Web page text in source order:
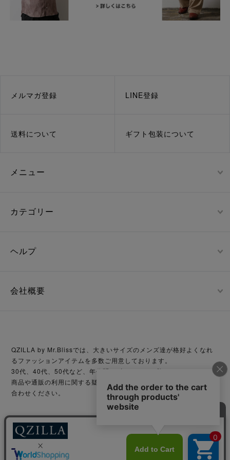
メルマガ登録 LINE登録
送料について ギフト包装について
メニュー
カテゴリー
ヘルプ
会社概要
QZILLA by Mr.Blissでは、大きいサイズのメンズ達が格好よくなれ
るファッションアイテムを多数ご用意しております。
30代、40代、50代など、年代問わずどなたでも着こなせます。
商品や通販の利用に関する疑問等がございましたら、お気軽にお問い
合わせください。